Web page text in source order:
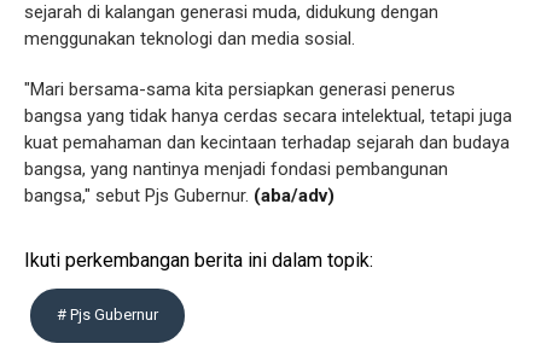
sejarah di kalangan generasi muda, didukung dengan
menggunakan teknologi dan media sosial.
"Mari bersama-sama kita persiapkan generasi penerus
bangsa yang tidak hanya cerdas secara intelektual, tetapi juga
kuat pemahaman dan kecintaan terhadap sejarah dan budaya
bangsa, yang nantinya menjadi fondasi pembangunan
bangsa," sebut Pjs Gubernur. (aba/adv)
Ikuti perkembangan berita ini dalam topik:
# Pjs Gubernur